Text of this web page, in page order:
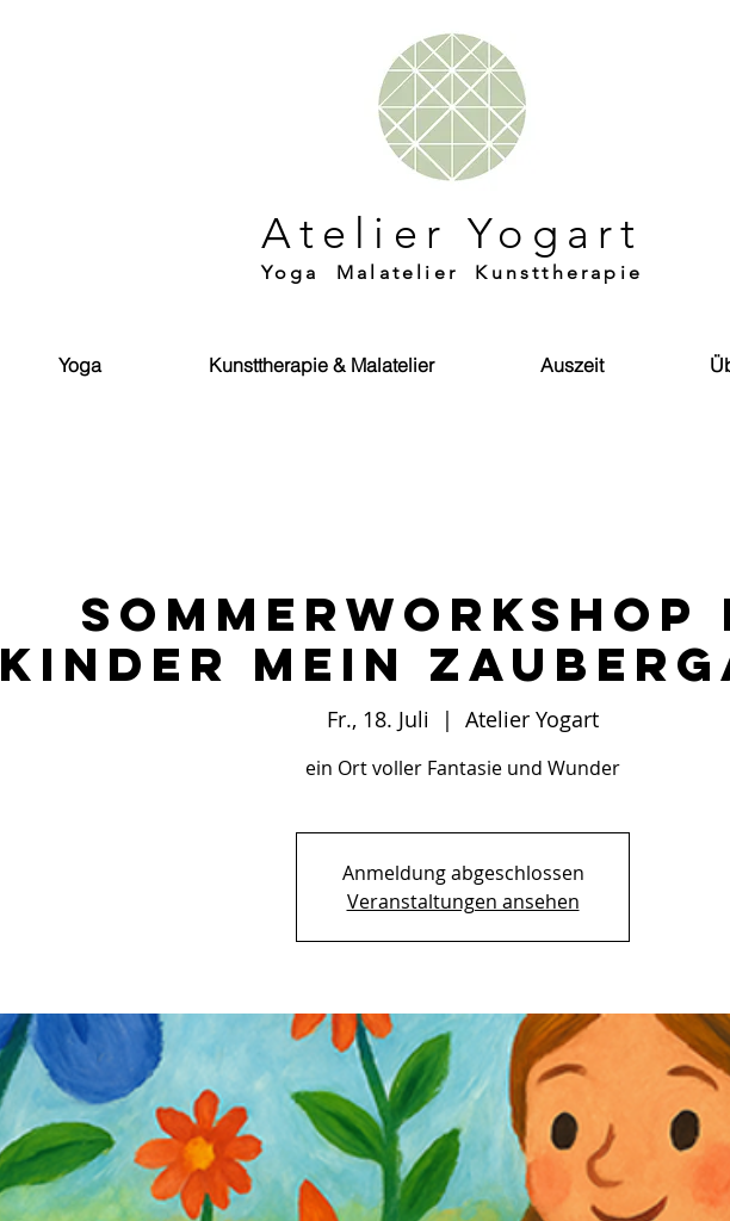
Atelier Yogart
Yoga Malatelier Kunsttherapie
Yoga Kunsttherapie & Malatelier Auszeit
Kinder Mein
Fr., 18. Juli
  |
Atelier Yogart
ein Ort voller Fantasie und Wunder
Anmeldung abgeschlossen
Veranstaltungen ansehen